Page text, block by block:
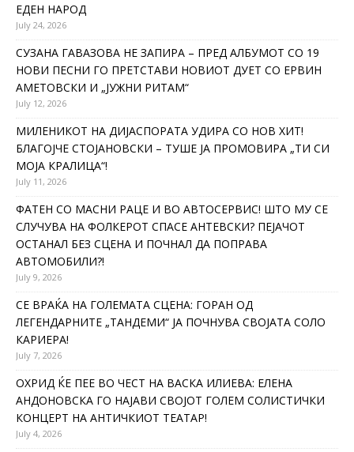
ЕДЕН НАРОД
July 24, 2026
СУЗАНА ГАВАЗОВА НЕ ЗАПИРА – ПРЕД АЛБУМОТ СО 19
НОВИ ПЕСНИ ГО ПРЕТСТАВИ НОВИОТ ДУЕТ СО ЕРВИН
АМЕТОВСКИ И „ЈУЖНИ РИТАМ“
July 12, 2026
МИЛЕНИКОТ НА ДИЈАСПОРАТА УДИРА СО НОВ ХИТ!
БЛАГОЈЧЕ СТОЈАНОВСКИ – ТУШЕ ЈА ПРОМОВИРА „ТИ СИ
МОЈА КРАЛИЦА“!
July 11, 2026
ФАТЕН СО МАСНИ РАЦЕ И ВО АВТОСЕРВИС! ШТО МУ СЕ
СЛУЧУВА НА ФОЛКЕРОТ СПАСЕ АНТЕВСКИ? ПЕЈАЧОТ
ОСТАНАЛ БЕЗ СЦЕНА И ПОЧНАЛ ДА ПОПРАВА
АВТОМОБИЛИ?!
July 9, 2026
СЕ ВРАЌА НА ГОЛЕМАТА СЦЕНА: ГОРАН ОД
ЛЕГЕНДАРНИТЕ „ТАНДЕМИ“ ЈА ПОЧНУВА СВОЈАТА СОЛО
КАРИЕРА!
July 7, 2026
ОХРИД ЌЕ ПЕЕ ВО ЧЕСТ НА ВАСКА ИЛИЕВА: ЕЛЕНА
АНДОНОВСКА ГО НАЈАВИ СВОЈОТ ГОЛЕМ СОЛИСТИЧКИ
КОНЦЕРТ НА АНТИЧКИОТ ТЕАТАР!
July 4, 2026